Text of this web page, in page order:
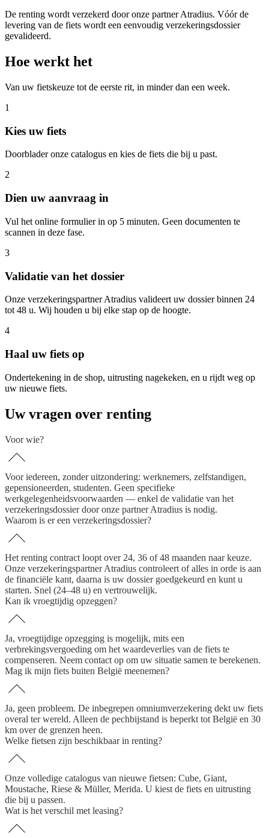
De renting wordt verzekerd door onze partner Atradius. Vóór de
levering van de fiets wordt een eenvoudig verzekeringsdossier
gevalideerd.
Hoe werkt het
Van uw fietskeuze tot de eerste rit, in minder dan een week.
1
Kies uw fiets
Doorblader onze catalogus en kies de fiets die bij u past.
2
Dien uw aanvraag in
Vul het online formulier in op 5 minuten. Geen documenten te
scannen in deze fase.
3
Validatie van het dossier
Onze verzekeringspartner Atradius valideert uw dossier binnen 24
tot 48 u. Wij houden u bij elke stap op de hoogte.
4
Haal uw fiets op
Ondertekening in de shop, uitrusting nagekeken, en u rijdt weg op
uw nieuwe fiets.
Uw vragen over renting
Voor wie?
Voor iedereen, zonder uitzondering: werknemers, zelfstandigen,
gepensioneerden, studenten. Geen specifieke
werkgelegenheidsvoorwaarden — enkel de validatie van het
verzekeringsdossier door onze partner Atradius is nodig.
Waarom is er een verzekeringsdossier?
Het renting contract loopt over 24, 36 of 48 maanden naar keuze.
Onze verzekeringspartner Atradius controleert of alles in orde is aan
de financiële kant, daarna is uw dossier goedgekeurd en kunt u
starten. Snel (24–48 u) en vertrouwelijk.
Kan ik vroegtijdig opzeggen?
Ja, vroegtijdige opzegging is mogelijk, mits een
verbrekingsvergoeding om het waardeverlies van de fiets te
compenseren. Neem contact op om uw situatie samen te berekenen.
Mag ik mijn fiets buiten België meenemen?
Ja, geen probleem. De inbegrepen omniumverzekering dekt uw fiets
overal ter wereld. Alleen de pechbijstand is beperkt tot België en 30
km over de grenzen heen.
Welke fietsen zijn beschikbaar in renting?
Onze volledige catalogus van nieuwe fietsen: Cube, Giant,
Moustache, Riese & Müller, Merida. U kiest de fiets en uitrusting
die bij u passen.
Wat is het verschil met leasing?